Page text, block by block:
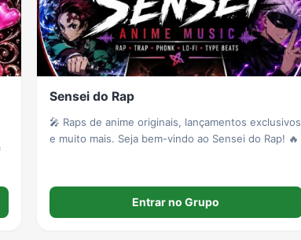
Sensei do Rap
🎤 Raps de anime originais, lançamentos exclusivos
e muito mais. Seja bem-vindo ao Sensei do Rap! 🔥
Entrar no Grupo